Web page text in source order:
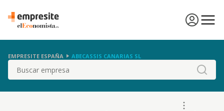
EMPRESITE ESPAÑA ABECASSIS CANARIAS SL
Buscar